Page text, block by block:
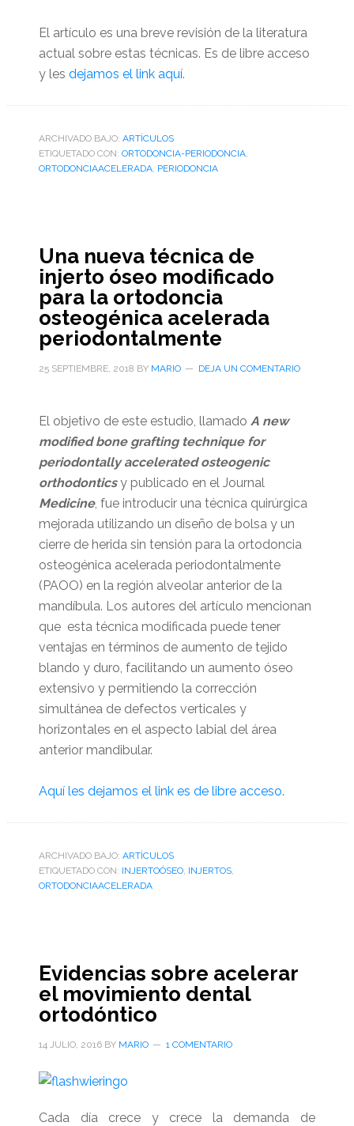
El artículo es una breve revisión de la literatura
actual sobre estas técnicas. Es de libre acceso
y les dejamos el link aquí.
ARCHIVADO BAJO: ARTÌCULOS
ETIQUETADO CON: ORTODONCIA-PERIODONCIA,
ORTODONCIAACELERADA, PERIODONCIA
Una nueva técnica de
injerto óseo modificado
para la ortodoncia
osteogénica acelerada
periodontalmente
25 SEPTIEMBRE, 2018 BY MARIO DEJA UN COMENTARIO
El objetivo de este estudio, llamado A new
modified bone grafting technique for
periodontally accelerated osteogenic
orthodonticsy publicado en el Journal
Medicine, fue introducir una técnica quirúrgica
mejorada utilizando un diseño de bolsa y un
cierre de herida sin tensión para la ortodoncia
osteogénica acelerada periodontalmente
(PAOO) en la región alveolar anterior de la
mandíbula. Los autores del artículo mencionan
que esta técnica modificada puede tener
ventajas en términos de aumento de tejido
blando y duro, facilitando un aumento óseo
extensivo y permitiendo la corrección
simultánea de defectos verticales y
horizontales en el aspecto labial del área
anterior mandibular.
Aquí les dejamos el link es de libre acceso.
ARCHIVADO BAJO: ARTÌCULOS
ETIQUETADO CON: INJERTOÓSEO, INJERTOS,
ORTODONCIAACELERADA
Evidencias sobre acelerar
el movimiento dental
ortodóntico
14 JULIO, 2016BY MARIO 1 COMENTARIO
Cada día crece y crece la demanda de